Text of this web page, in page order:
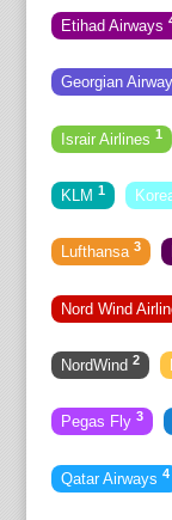
Etihad Airways
Georgian
Israir Airlines 1
KLM 1
Lufthansa 3
Nord Wind
NordWind 2
Pegas Fly 3
Qatar Airways 4